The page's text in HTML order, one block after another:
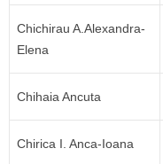
Chichirau A.Alexandra-
Elena
Chihaia Ancuta
Chirica I. Anca-Ioana